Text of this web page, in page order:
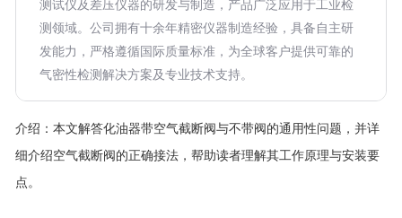
测试仪及差压仪器的研发与制造，产品广泛应用于工业检
测领域。公司拥有十余年精密仪器制造经验，具备自主研
发能力，严格遵循国际质量标准，为全球客户提供可靠的
气密性检测解决方案及专业技术支持。
介绍： 本文解答化油器带空气截断阀与不带阀的通用性问题，并详
细介绍空气截断阀的正确接法，帮助读者理解其工作原理与安装要
点。